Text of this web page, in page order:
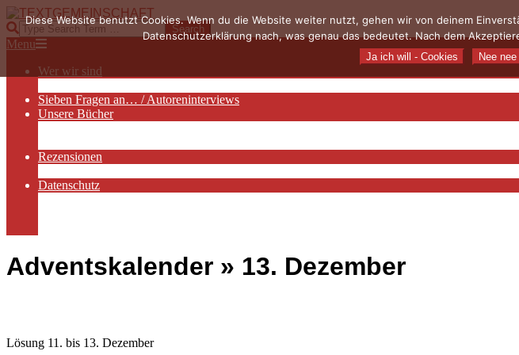
Skip
to
content
TEXTGEMEINSCHAFT
Search
Primary
Menu
Menu
Wer wir sind
Sieben Fragen an… / Autoreninterviews
Unsere Bücher
Rezensionen
Datenschutz
Adventskalender » 13. Dezember
Lösung 11. bis 13. Dezember
Diese Website benutzt Cookies. Wenn du die Website weiter nutzt, gehen wir von deinem
Datenschutzerklärung nach, was genau das bedeutet. Nach dem
Ja ich will - Cookies Nee